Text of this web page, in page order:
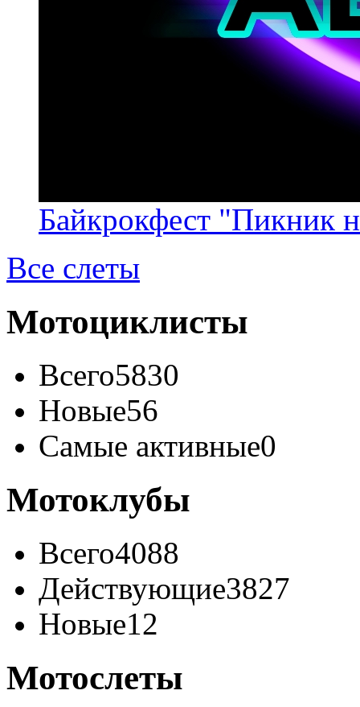
Байкрокфест "Пикник
Все слеты
Мотоциклисты
Всего5830
Новые56
Самые активные0
Мотоклубы
Всего4088
Действующие3827
Новые12
Мотослеты